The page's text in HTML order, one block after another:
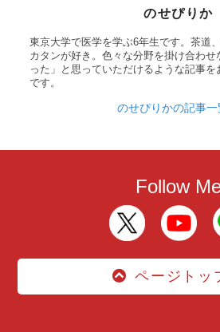
のせぴりか
東京大学で医学を学ぶ6年生です。茶道
カタンが好き。色々な分野を掛け合わ
った」と思っていただけるような記事
です。
のせぴりかの記事一
Follow
ページトッ